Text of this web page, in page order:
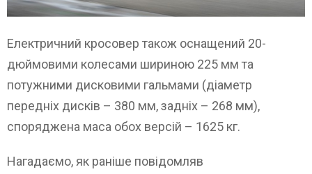
Електричний кросовер також оснащений 20-
дюймовими колесами шириною 225 мм та
потужними дисковими гальмами (діаметр
передніх дисків – 380 мм, задніх – 268 мм),
споряджена маса обох версій – 1625 кг.
Нагадаємо, як раніше повідомляв